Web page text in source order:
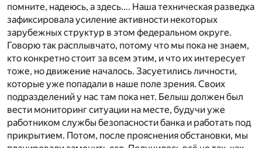
помните, надеюсь, а здесь…. Наша техническая разведка
зафиксировала усиление активности некоторых
зарубежных структур в этом федеральном округе.
Говорю так расплывчато, потому что мы пока не знаем,
кто конкретно стоит за всем этим, и что их интересует
тоже, но движение началось. Засуетились личности,
которые уже попадали в наше поле зрения. Своих
подразделений у нас там пока нет. Белыш должен был
вести мониторинг ситуации на месте, будучи уже
работником службы безопасности банка и работать под
прикрытием. Потом, после прояснения обстановки, мы